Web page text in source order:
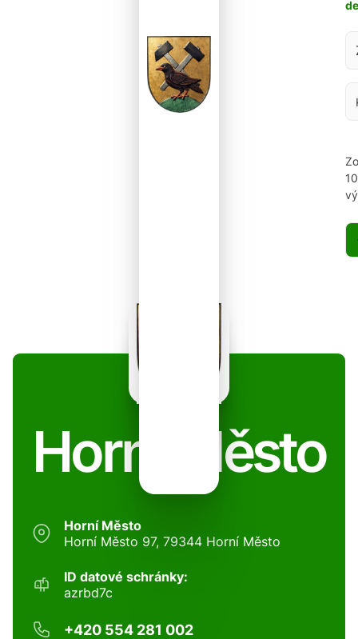
Horní Město
Horní Město
Horní Město 97, 79344 Horní Město
ID datové schránky:
azrbd7c
+420 554 281 002